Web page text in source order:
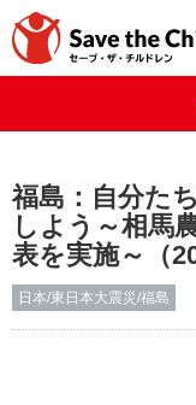
福島：自分た
しよう～相馬
表を実施～（
日本/東日本大震災/福島